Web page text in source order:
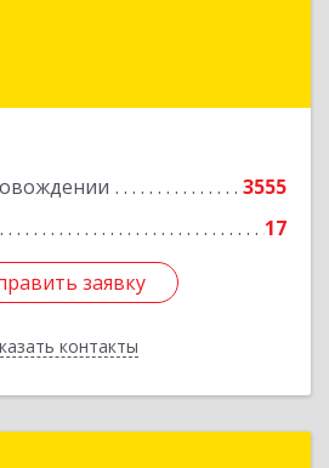
3555
17
заявку
контакты
г, Конституции пл,
заявку
Назад